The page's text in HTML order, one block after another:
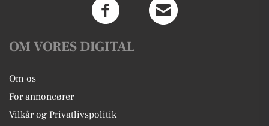
OM VORES DIGITAL
Om os
For annoncører
Vilkår og Privatlivspolitik